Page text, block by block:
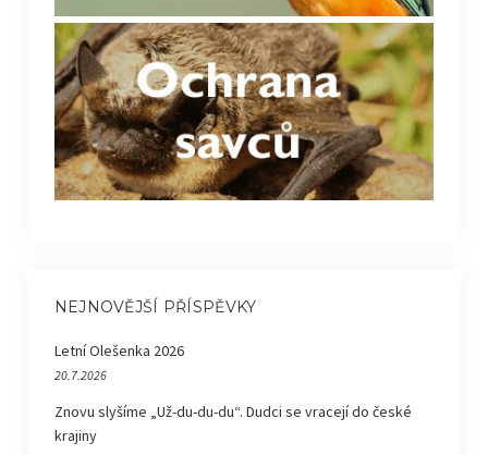
NEJNOVĚJŠÍ PŘÍSPĚVKY
Letní Olešenka 2026
20.7.2026
Znovu slyšíme „Už-du-du-du“. Dudci se vracejí do české
krajiny